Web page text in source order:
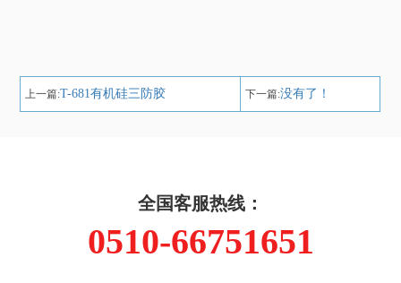
上一篇:T-681有机硅三防胶 下一篇:没有了！
全国客服热线：
0510-66751651